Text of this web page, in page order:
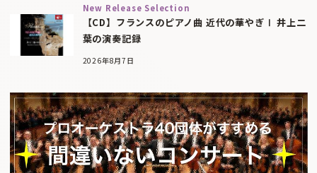
New Release Selection
【CD】フランスのピアノ曲 近代の華やぎⅠ 井上二
葉の演奏記録
2026年8月7日